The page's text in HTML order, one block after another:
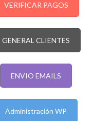
VERIFICAR PAGOS
GENERAL CLIENTES
ENVIO EMAILS
Administración WP